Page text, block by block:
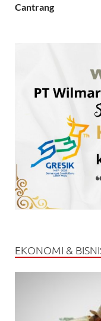
Cantrang
EKONOMI &